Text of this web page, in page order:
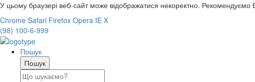
У цьому браузері веб-сайт може відображатися некоректно. Рекомендуємо
Chrome Safari Firefox Opera IE X
(98) 100-6-999
Пошук